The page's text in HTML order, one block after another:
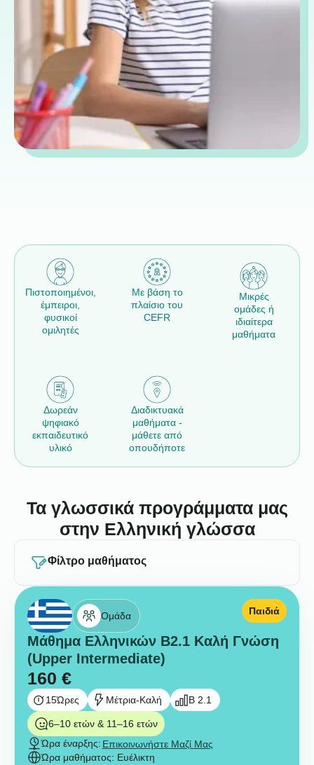
Τα γλωσσικά προγράμματα μας
στην Ελληνική γλώσσα
Πιστοποιημένοι,
έμπειροι,
φυσικοί
ομιλητές
Με βάση το
πλαίσιο του
CEFR
Μικρές
ομάδες ή
ιδιαίτερα
μαθήματα
Δωρεάν
ψηφιακό
εκπαιδευτικό
υλικό
Διαδικτυακά
μαθήματα -
μάθετε από
οπουδήποτε
Φίλτρο μαθήματος
Ομάδα
Μάθημα Ελληνικών B2.1 Καλή Γνώση
(Upper Intermediate)
160 €
Παιδιά
15Ώρες Μέτρια-Καλή B 2.1
6–10 ετών & 11–16 ετών
Ώρα έναρξης: Επικοινωνήστε Μαζί Μας
Ώρα μαθήματος: Ευέλικτη